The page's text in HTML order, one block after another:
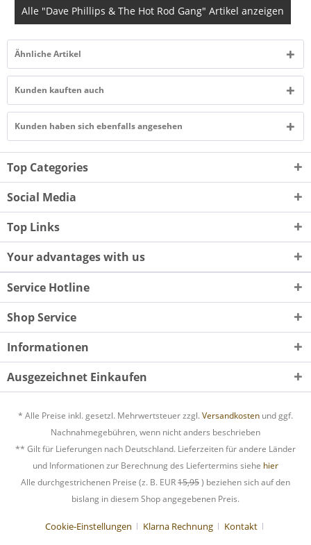
Alle "Dave Phillips & The Hot Rod Gang" Artikel anzeigen
Ähnliche Artikel
Kunden kauften auch
Kunden haben sich ebenfalls angesehen
Top Categories
Social Media
Top Links
Your advantages with us
Service Hotline
Shop Service
Informationen
Ausgezeichnet Einkaufen
* Alle Preise inkl. gesetzl. Mehrwertsteuer zzgl. Versandkosten und ggf.
Nachnahmegebühren, wenn nicht anders beschrieben
** Gilt für Lieferungen nach Deutschland. Lieferzeiten für andere Länder
und Informationen zur Berechnung des Liefertermins siehe hier
Alle durchgestrichenen Preise (z. B. EUR15,95) beziehen sich auf den
bislang in diesem Shop angegebenen Preis.
Cookie-Einstellungen Klarna Rechnung
Kontakt